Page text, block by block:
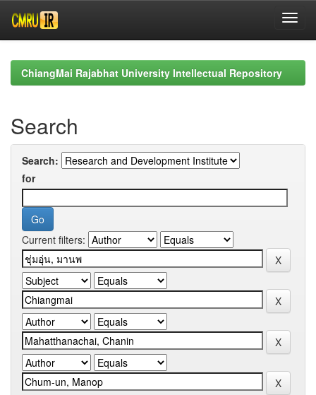
navigationChiangMai Rajabhat University Intellectual Repository
Search
Search:
for
Current filters: